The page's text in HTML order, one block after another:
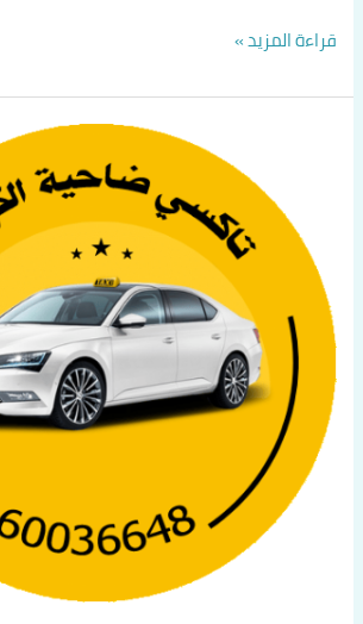
قراءة المزيد »
تاكسي
في
الكويت
اتصل
60036648